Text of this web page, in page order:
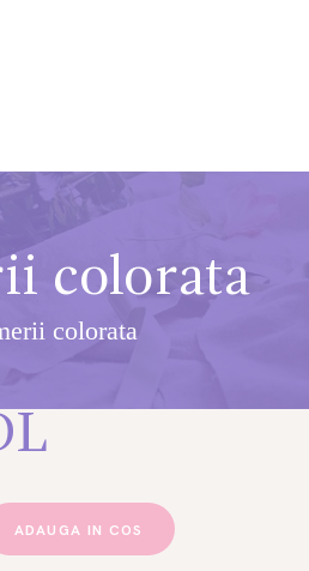
colorata
colorata
ADAUGA IN COS